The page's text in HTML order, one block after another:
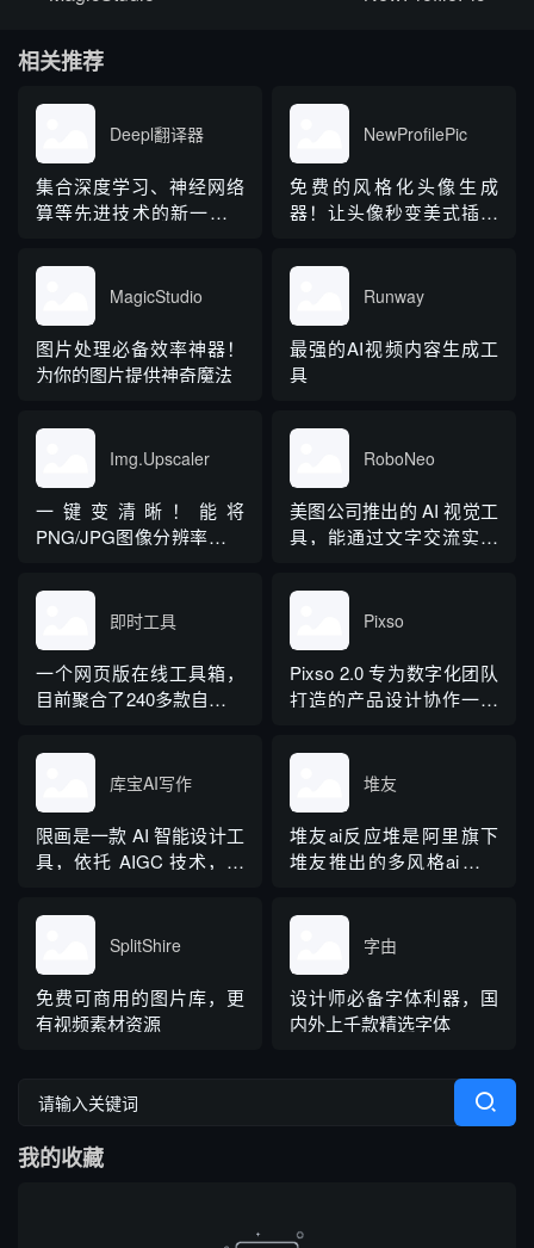
相关推荐
Deepl翻译器
集合深度学习、神经网络
算等先进技术的新一代AI
NewProfilePic
免费的风格化头像生成
器！让头像秒变美式插画
MagicStudio
图片处理必备效率神器！
为你的图片提供神奇魔法
Runway
最强的AI视频内容生成工
具
Img.Upscaler
一键变清晰！能将
PNG/JPG图像分辨率升级
RoboNeo
美图公司推出的 AI 视觉工
具，能通过文字交流实现
等，是 “一站式影像设计工
具”智能体。
即时工具
一个网页版在线工具箱，
目前聚合了240多款自研工
片、PDF、文档转换、数
据图表等十多个类别，主
打“即用即走”的免安装体
验。
Pixso
Pixso 2.0 专为数字化团队
打造的产品设计协作一体
库宝AI写作
限画是一款 AI 智能设计工
具，依托 AIGC 技术，输
高品质原创图像
堆友
堆友ai反应堆是阿里旗下
堆友推出的多风格ai绘画
打造的设计师全成长周期
服务平台，围绕品质、效
率、技能、成就、收入五
大用户价值布局平台能
力，全力服务设计师，旨
SplitShire
免费可商用的图片库，更
有视频素材资源
字由
设计师必备字体利器，国
内外上千款精选字体
我的收藏